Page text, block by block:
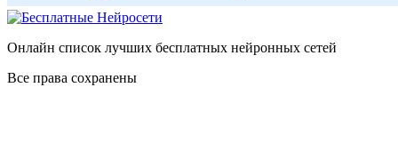
Онлайн список лучших бесплатных нейронных сетей
Все права сохранены